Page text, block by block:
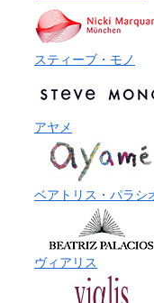
スティーブ・モノ
アヤメ
ベアトリス・パラシ
ヴィアリス